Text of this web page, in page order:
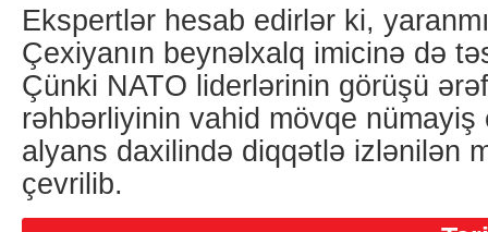
Ekspertlər hesab edirlər ki,
Çexiyanın beynəlxalq imicinə də
Çünki NATO liderlərinin görüşü
rəhbərliyinin vahid mövqe nümayiş
alyans daxilində diqqətlə izlənilən
çevrilib.